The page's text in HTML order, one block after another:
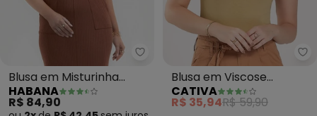
Habana - Blusa em Misturinha
Blusa em Misturinha
(Marrom)
HABANA
R$ 84,90
Blusa em Viscose
(Caramelo)
CATIVA
R$ 35,94R$ 59,90